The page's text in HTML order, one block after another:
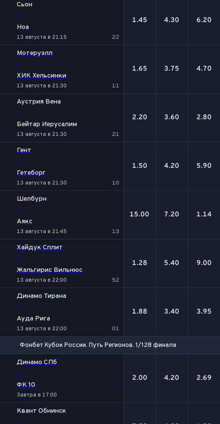
Сьон
-
Ноа
13 августа в 21:15 2:2
1.45 4.30 6.20
Мотеруэлл
-
ХИК Хельсинки
13 августа в 21:30 1:1
1.65 3.75 4.70
Аустрия Вена
-
Бейтар Иерусалим
13 августа в 21:30 2:1
2.20 3.60 2.80
Гент
-
Гетеборг
13 августа в 21:30 1:0
1.50 4.20 5.90
Шелбурн
-
Аякс
13 августа в 21:45 1:3
15.00 7.20 1.14
Хайдук Сплит
-
Жальгирис Вильнюс
13 августа в 22:00 5:2
1.28 5.40 9.00
Динамо Тирана
-
Ауда Рига
13 августа в 22:00 0:1
1.88 3.40 3.95
Фонбет Кубок России. Путь Регионов. 1/128 финала
Динамо СПб
-
ФК 10
Завтра в 17:00
2.00 4.20 2.69
Квант Обнинск